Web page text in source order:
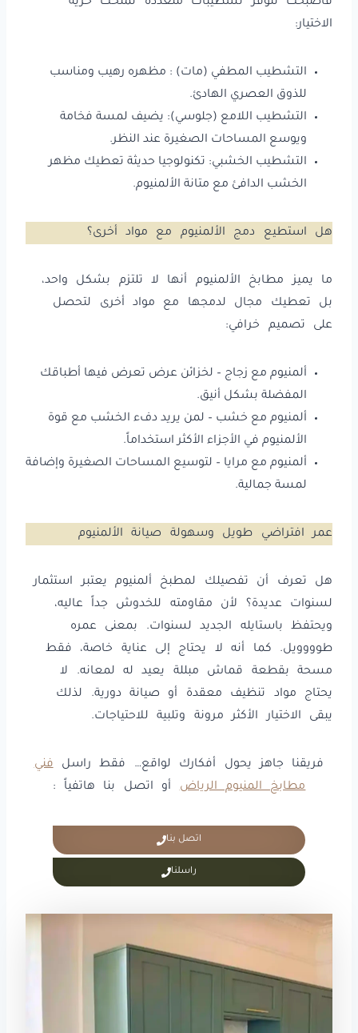
فأصبحت تتوفر تشطيبات متعددة تمنحك حرية
الاختيار:
التشطيب المطفي (مات) : مظهره رهيب ومناسب
للذوق العصري الهادئ.
التشطيب اللامع (جلوسي): يضيف لمسة فخامة
ويوسع المساحات الصغيرة عند النظر.
التشطيب الخشبي: تكنولوجيا حديثة تعطيك مظهر
الخشب الدافئ مع متانة الألمنيوم.
هل استطيع دمج الألمنيوم مع مواد أخرى؟
ما يميز مطابخ الألمنيوم أنها لا تلتزم بشكل واحد،
بل تعطيك مجال لدمجها مع مواد أخرى لتحصل
على تصميم خرافي:
ألمنيوم مع زجاج – لخزائن عرض تعرض فيها أطباقك
المفضلة بشكل أنيق.
ألمنيوم مع خشب – لمن يريد دفء الخشب مع قوة
الألمنيوم في الأجزاء الأكثر استخداماً.
ألمنيوم مع مرايا – لتوسيع المساحات الصغيرة وإضافة
لمسة جمالية.
عمر افتراضي طويل وسهولة صيانة الألمنيوم
هل تعرف أن تفصيلك لمطبخ ألمنيوم يعتبر استثمار
لسنوات عديدة؟ لأن مقاومته للخدوش جداً عاليه،
ويحتفظ باستايله الجديد لسنوات. بمعنى عمره
طوووويل. كما أنه لا يحتاج إلى عناية خاصة، فقط
مسحة بقطعة قماش مبللة يعيد له لمعانه. لا
يحتاج مواد تنظيف معقدة أو صيانة دورية. لذلك
يبقى الاختيار الأكثر مرونة وتلبية للاحتياجات.
فريقنا جاهز يحول أفكارك لواقع… فقط راسلفني
مطابخ المنيوم الرياضأو اتصل بنا هاتفياً :
اتصل بنا
راسلنا